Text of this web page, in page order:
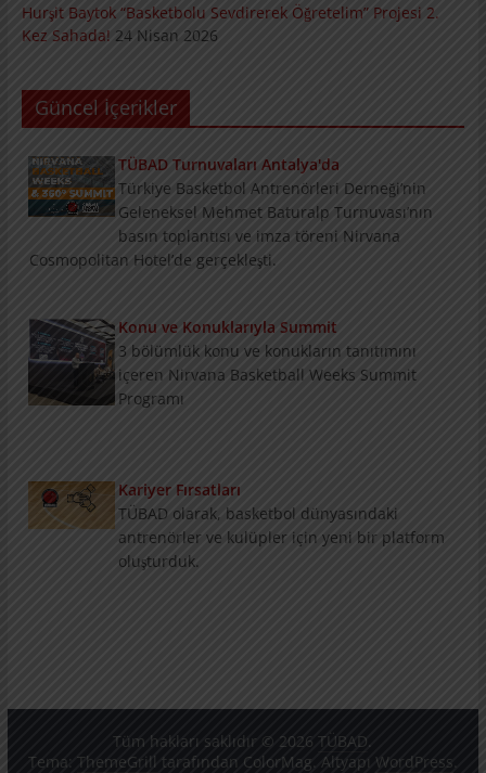
Hurşit Baytok “Basketbolu Sevdirerek Öğretelim” Projesi 2.
Kez Sahada! 24 Nisan 2026
Güncel İçerikler
TÜBAD Turnuvaları Antalya'da
Geleneksel Mehmet Baturalp Turnuvası’nın
basın toplantısı ve imza töreni Nirvana
Cosmopolitan Hotel’de gerçekleşti.
içeren Nirvana Basketball Weeks Summit
Programı
antrenörler ve kulüpler için yeni bir platform
oluşturduk.
Tüm hakları saklıdır © 2026 TÜBAD.
Tema: ThemeGrill tarafından ColorMag. Altyapı WordPress